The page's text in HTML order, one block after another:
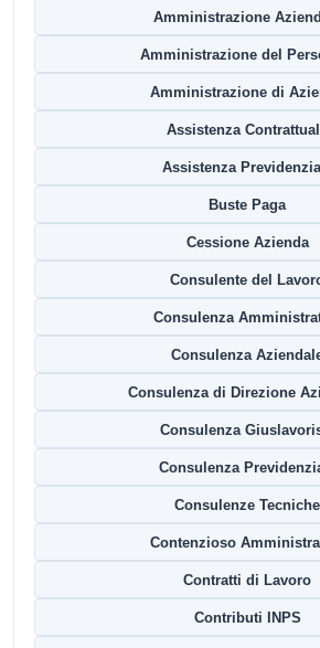
Amministrazione
Amministrazione del
Amministrazione di
Assistenza
Assistenza
Buste Paga
Cessione Azienda
Consulente del
Consulenza
Consulenza
Consulenza di Direzione
Consulenza
Consulenza
Consulenze Tecniche
Contenzioso
Contratti di Lavoro
Contributi INPS